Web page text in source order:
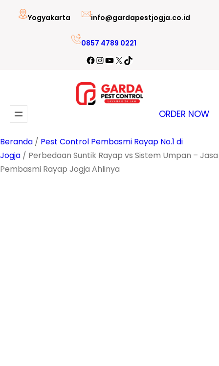
Lewati
Yogyakarta info@gardapestjogja.co.id
0857 4789 0221
Facebook
Instagram
YouTube
X TikTok
ORDER NOW
Beranda / Pest Control Pembasmi Rayap No.1 di
Jogja / Perbedaan Suntik Rayap vs Sistem Umpan – Jasa
Pembasmi Rayap Jogja Ahlinya